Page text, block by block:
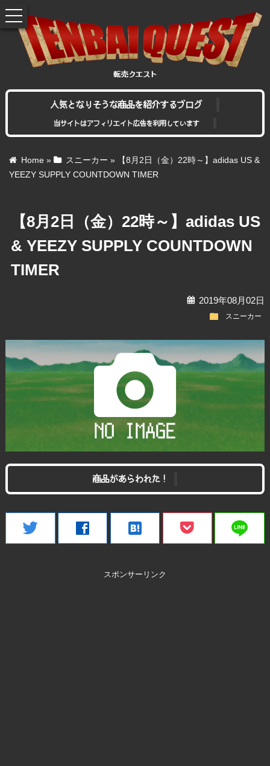
人気となりそうな商品を紹介するブログ
当サイトはアフィリエイト広告を利用しています
Home » スニーカー »
【8月2日（金）22時～】adidas US &
YEEZY SUPPLY COUNTDOWN TIMER
【8月2日（金）22時～】adidas US
& YEEZY SUPPLY COUNTDOWN
TIMER
calendar2019年08月02日
folder スニーカー
商品があらわれた！
twitter facebook hatenabookmark line
スポンサーリンク
toggle
navigation